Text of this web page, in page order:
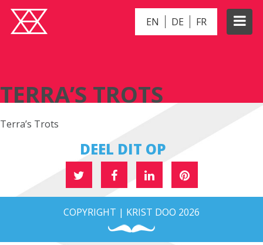
EN DE FR
TERRA’S TROTS
Terra’s Trots
DEEL DIT OP
COPYRIGHT | KRIST DOO 2026